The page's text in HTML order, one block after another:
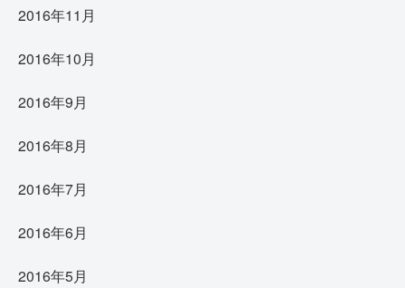
2016年11月
2016年10月
2016年9月
2016年8月
2016年7月
2016年6月
2016年5月